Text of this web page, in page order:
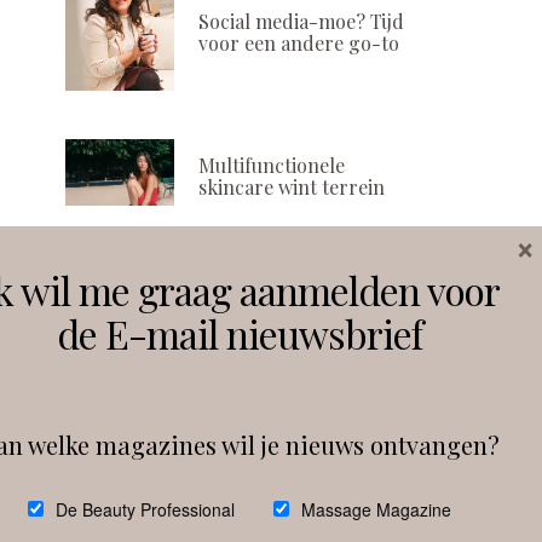
ON
Social media-moe? Tijd
voor een andere go-to
Multifunctionele
skincare wint terrein
Volg ons
Follow on Instagram
wil me graag aanmelden voor
de E-mail nieuwsbrief
welke magazines wil je nieuws ontvangen?
De Beauty Professional Massage Magazine
×